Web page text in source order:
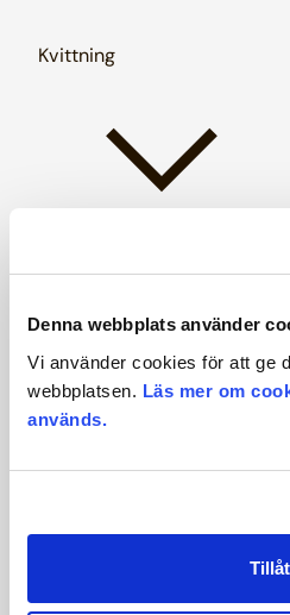
Denna webbplats använder
Vi använder cookies för att ge
webbplatsen. Läs mer om
används.
Kvittning
Löner